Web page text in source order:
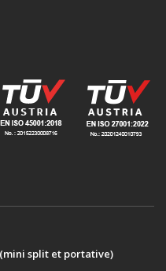
split et portative)